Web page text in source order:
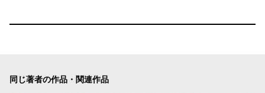
同じ著者の作品・関連作品